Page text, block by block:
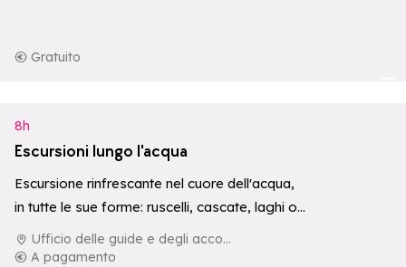
Gratuito
8h
Escursioni lungo l'acqua
Escursione rinfrescante nel cuore dell'acqua,
in tutte le sue forme: ruscelli, cascate, laghi o
fiumi.Ufficio delle guide e degli accompagnatori di La Rosière
A pagamento